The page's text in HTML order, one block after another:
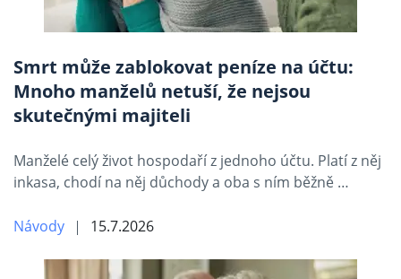
Smrt může zablokovat peníze na účtu:
Mnoho manželů netuší, že nejsou
skutečnými majiteli
Manželé celý život hospodaří z jednoho účtu. Platí z něj
inkasa, chodí na něj důchody a oba s ním běžně …
Návody 15.7.2026